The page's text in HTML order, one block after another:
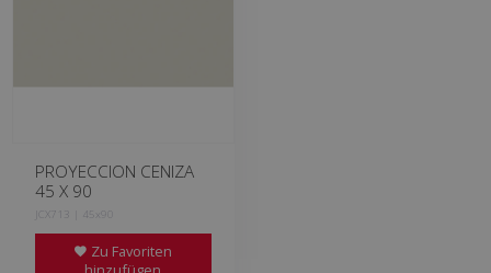
PROYECCION CENIZA
45 X 90
JCX713 | 45x90
Zu Favoriten